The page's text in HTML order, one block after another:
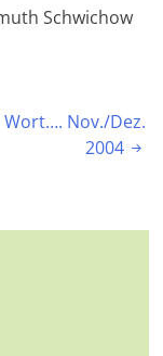
Schwichow
Wort…. Nov./Dez.
2004 